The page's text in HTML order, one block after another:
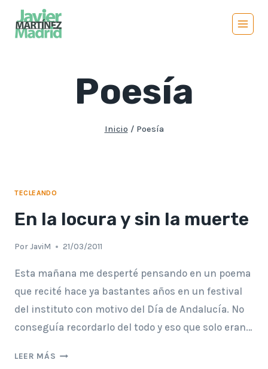
Saltar
Poesía
Inicio / Poesía
TECLEANDO
En la locura y sin la muerte
Por JaviM 21/03/2011
Esta mañana me desperté pensando en un poema
que recité hace ya bastantes años en un festival
del instituto con motivo del Día de Andalucía. No
conseguía recordarlo del todo y eso que solo eran…
LEER MÁS EN